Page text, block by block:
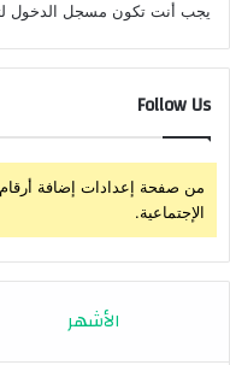
يجب أنت تكون مسجل الدخول
Follow Us
من صفحة إعدادات إضافة
الإجتماعية.
الأشهر